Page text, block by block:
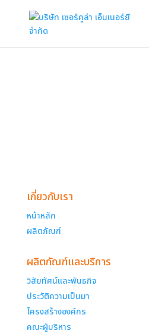
เกี่ยวกับเรา
หน้าหลัก
ผลิตภัณฑ์
ผลิตภัณฑ์และบริการ
วิสัยทัศน์และพันธกิจ
ประวัติความเป็นมา
โครงสร้างองค์กร
คณะผู้บริหาร